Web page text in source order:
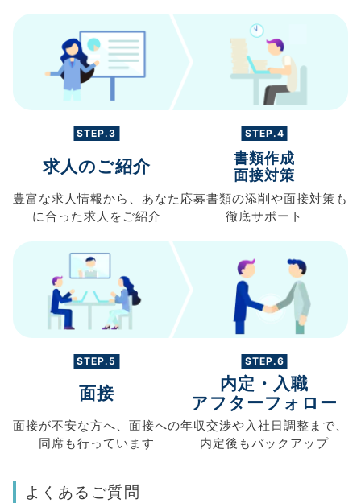
STEP.3
求人のご紹介
豊富な求人情報から、 あなた
に合った求人を ご紹介
STEP.4
書類作成
面接対策
応募書類の添削や面接対策も
徹底サポート
STEP.5
面接
面接が不安な方へ、 面接への
同席も行っています
STEP.6
内定・入職
アフターフォロー
年収交渉や入社日調整まで、
内定後もバックアップ
よくあるご質問